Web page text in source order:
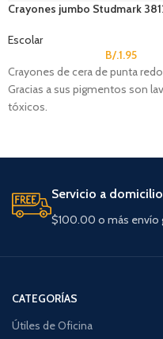
Crayones jumbo Studmark
Escolar
B/.1.95
Crayones de cera de punta
Gracias a sus pigmentos son
tóxicos.
Código de Studmark: ST-03812.
Servicio a
$100.00 o más envío
CATEGORÍAS
Útiles de Oficina